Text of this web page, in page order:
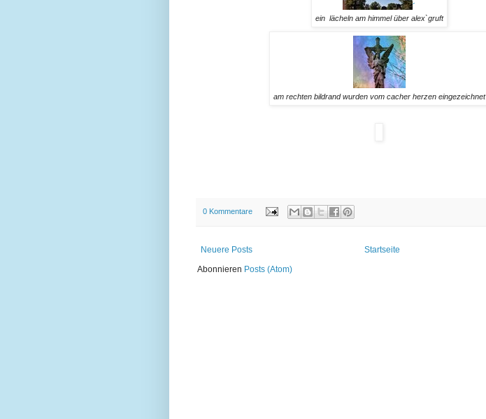
´
ein lächeln am himmel über alex`gruft
am rechten bildrand wurden vom cacher herzen eingezeichnet
0 Kommentare
Neuere Posts
Startseite
Abonnieren Posts (Atom)